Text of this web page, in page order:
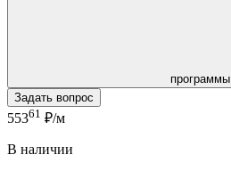
программы
Задать вопрос
55361 ₽/м
В наличии